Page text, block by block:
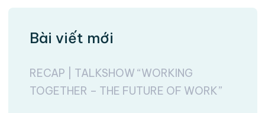
Bài viết mới
RECAP | TALKSHOW “WORKING
TOGETHER – THE FUTURE OF WORK”